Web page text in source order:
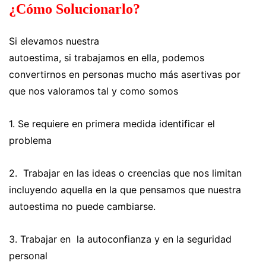
¿Cómo Solucionarlo?
Si elevamos nuestra
autoestima, si trabajamos en ella, podemos
convertirnos en personas mucho más asertivas por
que nos valoramos tal y como somos
1. Se requiere en primera medida identificar el
problema
2. Trabajar en las ideas o creencias que nos limitan
incluyendo aquella en la que pensamos que nuestra
autoestima no puede cambiarse.
3. Trabajar en la autoconfianza y en la seguridad
personal